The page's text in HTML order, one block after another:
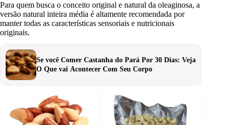
Para quem busca o conceito original e natural da oleaginosa, a
versão natural inteira média é altamente recomendada por
manter todas as características sensoriais e nutricionais
originais.
Se você Comer Castanha do Pará Por 30 Dias: Veja
O Que vai Acontecer Com Seu Corpo